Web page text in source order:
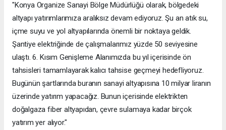
"Konya Organize Sanayi Bölge Müdürlüğü olarak, bölgedeki
altyapı yatırımlarımıza aralıksız devam ediyoruz. Şu an atık su,
içme suyu ve yol altyapılarında önemli bir noktaya geldik.
Şantiye elektriğinde de çalışmalarımız yüzde 50 seviyesine
ulaştı. 6. Kısım Genişleme Alanımızda bu yıl içerisinde ön
tahsisleri tamamlayarak kalıcı tahsise geçmeyi hedefliyoruz.
Bugünün şartlarında buranın sanayi altyapısına 10 milyar liranın
üzerinde yatırım yapacağız. Bunun içerisinde elektrikten
doğalgaza fiber altyapıdan, çevre sulamaya kadar birçok
yatırım yer alıyor."